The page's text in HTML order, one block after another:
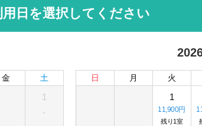
用日を選択してください
金 土
1
-
日 月 火
1
11,900円
残り1室